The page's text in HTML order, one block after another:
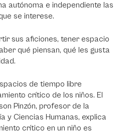
autónoma e independiente las
se interese.
sus aficiones, tener espacio
qué piensan, qué les gusta
de tiempo libre
crítico de los niños. El
Pinzón, profesor de la
y Ciencias Humanas, explica
crítico en un niño es